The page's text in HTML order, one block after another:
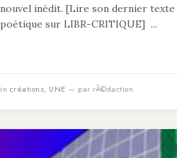
nouvel inédit. [Lire son dernier texte
poétique sur LIBR-CRITIQUE] ...
in créations, UNE — par rÃ©daction